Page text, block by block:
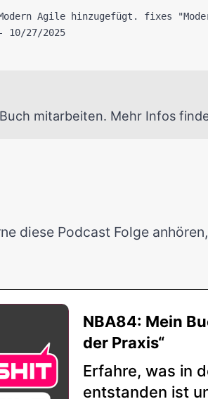
Agile hinzugefügt. fixes
10/27/2025
mitarbeiten. Mehr Infos
diese Podcast Folge